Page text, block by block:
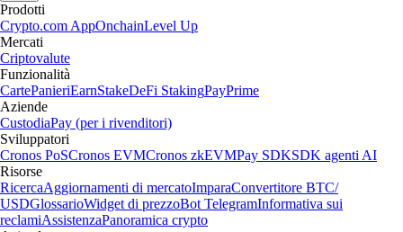
Prodotti
Crypto.com AppOnchainLevel Up
Mercati
Criptovalute
Funzionalità
CartePanieriEarnStakeDeFi StakingPayPrime
Aziende
CustodiaPay (per i rivenditori)
Sviluppatori
Cronos PoSCronos EVMCronos zkEVMPay SDKSDK agenti AI
Risorse
RicercaAggiornamenti di mercatoImparaConvertitore BTC/
USDGlossarioWidget di prezzoBot TelegramInformativa sui
reclamiAssistenzaPanoramica crypto